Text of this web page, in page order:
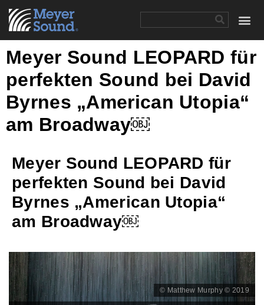
Meyer Sound LEOPARD für
perfekten Sound bei David
Byrnes „American Utopia“
am Broadway￼
Meyer Sound LEOPARD für
perfekten Sound bei David
Byrnes „American Utopia“
am Broadway￼
© Matthew Murphy © 2019